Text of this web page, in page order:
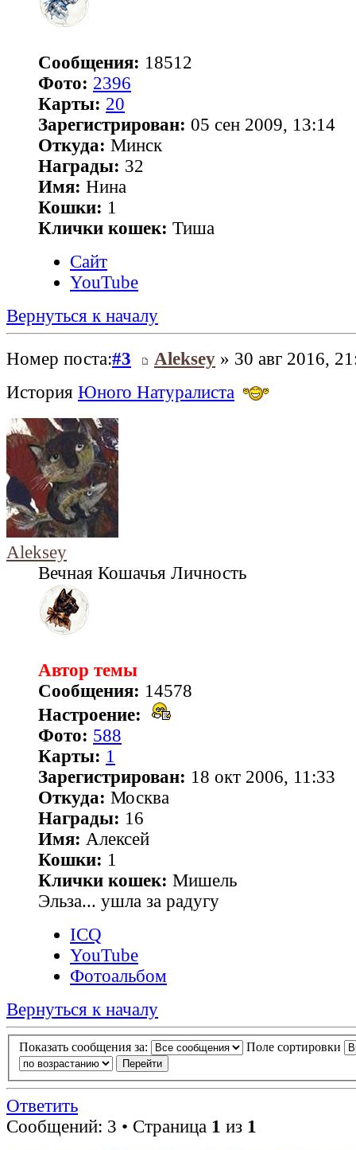
Сообщения: 18512
Фото: 2396
Карты: 20
Зарегистрирован: 05 сен 2009, 13:14
Откуда: Минск
Награды: 32
Имя: Нина
Кошки: 1
Клички кошек: Тиша
Сайт
YouTube
Вернуться к началу
Номер поста:#3 Aleksey » 30 авг 2016,
История Юного Натуралиста
Aleksey
Вечная Кошачья Личность
Автор темы
Сообщения: 14578
Настроение:
Фото: 588
Карты: 1
Зарегистрирован: 18 окт 2006, 11:33
Откуда: Москва
Награды: 16
Имя: Алексей
Кошки: 1
Клички кошек: Мишель
Эльза... ушла за радугу
ICQ
YouTube
Фотоальбом
Вернуться к началу
Показать сообщения за: Поле сортировки
Ответить
Сообщений: 3 • Страница 1 из 1